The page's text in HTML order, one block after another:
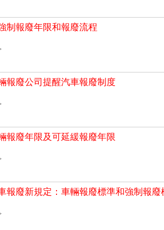
制報廢年限和報廢流程
報廢公司提醒汽車報廢制度
報廢年限及可延緩報廢年限
報廢新規定：車輛報廢標準和強制報廢